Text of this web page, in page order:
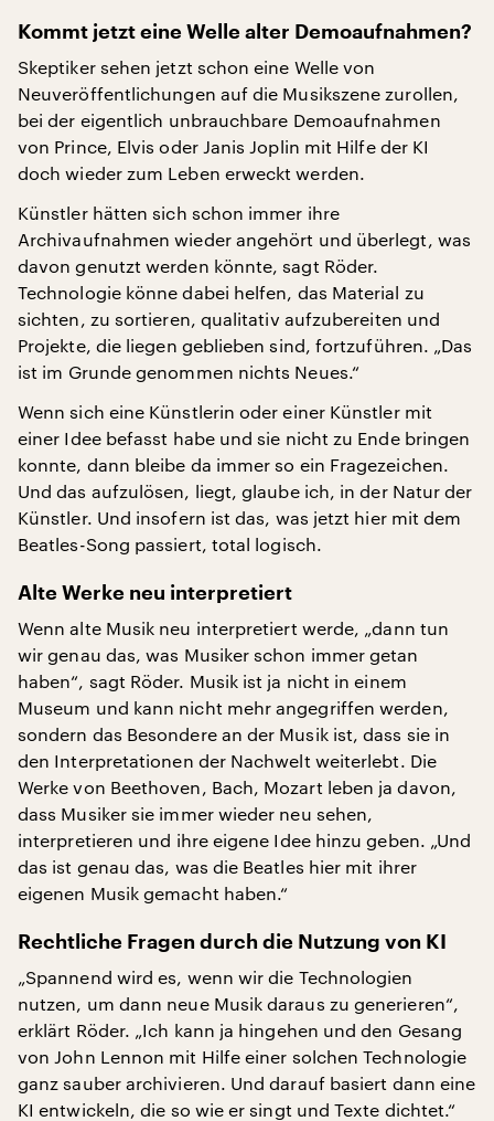
Kommt jetzt eine Welle alter Demoaufnahmen?
Skeptiker sehen jetzt schon eine Welle von
Neuveröffentlichungen auf die Musikszene zurollen,
bei der eigentlich unbrauchbare Demoaufnahmen
von Prince, Elvis oder Janis Joplin mit Hilfe der KI
doch wieder zum Leben erweckt werden.
Künstler hätten sich schon immer ihre
Archivaufnahmen wieder angehört und überlegt, was
davon genutzt werden könnte, sagt Röder.
Technologie könne dabei helfen, das Material zu
sichten, zu sortieren, qualitativ aufzubereiten und
Projekte, die liegen geblieben sind, fortzuführen. „Das
ist im Grunde genommen nichts Neues.“
Wenn sich eine Künstlerin oder einer Künstler mit
einer Idee befasst habe und sie nicht zu Ende bringen
konnte, dann bleibe da immer so ein Fragezeichen.
Und das aufzulösen, liegt, glaube ich, in der Natur der
Künstler. Und insofern ist das, was jetzt hier mit dem
Beatles-Song passiert, total logisch.
Alte Werke neu interpretiert
Wenn alte Musik neu interpretiert werde, „dann tun
wir genau das, was Musiker schon immer getan
haben“, sagt Röder. Musik ist ja nicht in einem
Museum und kann nicht mehr angegriffen werden,
sondern das Besondere an der Musik ist, dass sie in
den Interpretationen der Nachwelt weiterlebt. Die
Werke von Beethoven, Bach, Mozart leben ja davon,
dass Musiker sie immer wieder neu sehen,
interpretieren und ihre eigene Idee hinzu geben. „Und
das ist genau das, was die Beatles hier mit ihrer
eigenen Musik gemacht haben.“
Rechtliche Fragen durch die Nutzung von KI
„Spannend wird es, wenn wir die Technologien
nutzen, um dann neue Musik daraus zu generieren“,
erklärt Röder. „Ich kann ja hingehen und den Gesang
von John Lennon mit Hilfe einer solchen Technologie
ganz sauber archivieren. Und darauf basiert dann eine
KI entwickeln, die so wie er singt und Texte dichtet.“